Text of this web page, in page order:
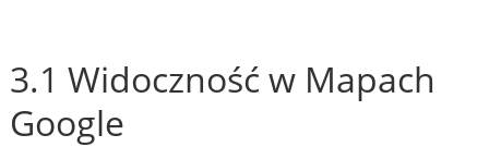
3.1 Widoczność w Mapach
Google